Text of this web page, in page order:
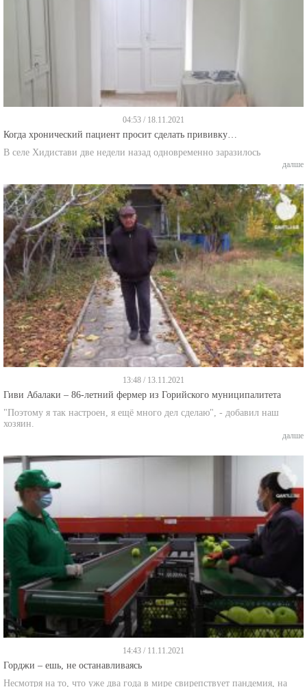
04:53 / 18.11.2021
Когда хронический пациент просит сделать прививку…
В селе Хидистави две недели назад одновременно заразилось
далше
13:48 / 13.11.2021
Гиви Абалаки – 86-летний фермер из Горийского муниципалитета
"Поэтому я так настроен, я ещё много дел сделаю", - добавил наш
хозяин.
далше
14:43 / 11.11.2021
Горджи – ешь, не останавливаясь
Несмотря на то, что уже два года в мире свирепствует пандемия, на